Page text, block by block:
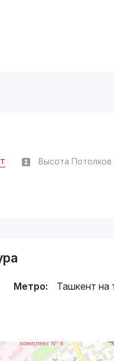
Высота Потолков
Метро: Ташкент на